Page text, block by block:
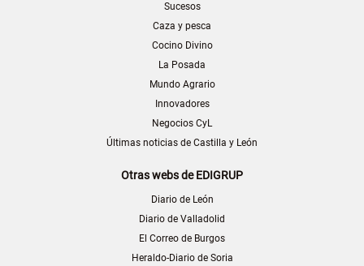
Sucesos
Caza y pesca
Cocino Divino
La Posada
Mundo Agrario
Innovadores
Negocios CyL
Últimas noticias de Castilla y León
Otras webs de EDIGRUP
Diario de León
Diario de Valladolid
El Correo de Burgos
Heraldo-Diario de Soria